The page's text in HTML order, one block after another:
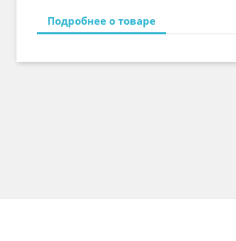
Подробнее о товаре